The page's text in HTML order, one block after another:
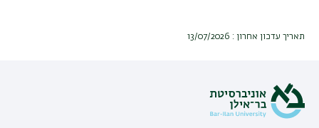
תאריך עדכון אחרון : 13/07/2026